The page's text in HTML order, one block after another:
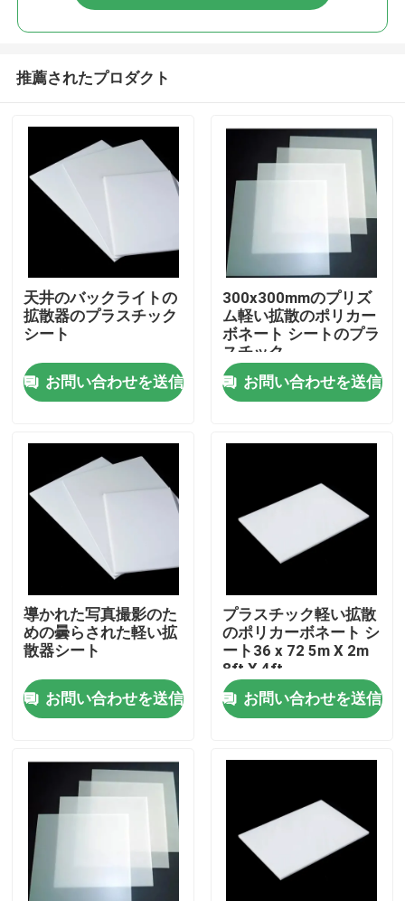
ホーム
接触
ビデオ
固体ポリカーボネート シート
ポリカーボネートの空シート
ポリカーボネートによって浮彫りにされるシート
波形のポリカーボネート シート
プラスチック アクリル シート
推薦されたプロダクト
天井のバックライトの
拡散器のプラスチック
シート
お問い合わせを送信
300x300mmのプリズ
ム軽い拡散のポリカー
ボネート シートのプラ
スチック
お問い合わせを送信
導かれた写真撮影のた
めの曇らされた軽い拡
散器シート
お問い合わせを送信
プラスチック軽い拡散
のポリカーボネート シ
ート36 x 72 5m X 2m
8ft X 4ft
お問い合わせを送信